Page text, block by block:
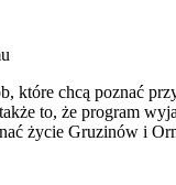
które chcą poznać
to, że program
życie Gruzinów i